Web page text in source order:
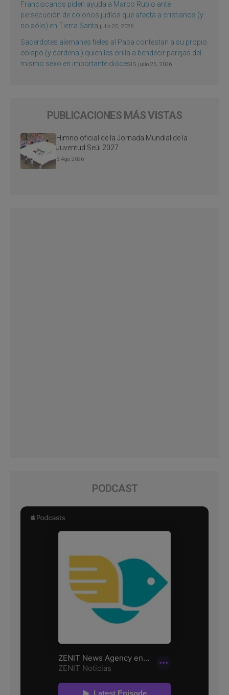
Franciscanos piden ayuda a Marco Rubio ante
persecución de colonos judíos que afecta a cristianos (y
no sólo) en Tierra Santa julio 25, 2026
Sacerdotes alemanes fieles al Papa contestan a su propio
obispo (y cardenal) quien les orilla a bendecir parejas del
mismo sexo en importante diócesis julio 25, 2026
PUBLICACIONES MÁS VISTAS
Himno oficial de la Jornada Mundial de la
Juventud Seúl 2027
3 Ago 2026
PODCAST